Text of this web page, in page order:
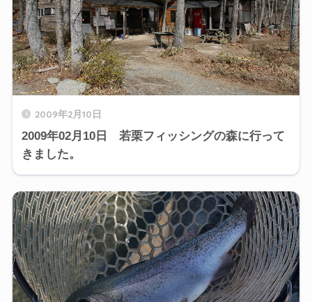
2009年2月10日
2009年02月10日 若栗フィッシングの森に行って
きました。